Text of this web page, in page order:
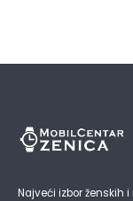
Najveći izbor ženskih